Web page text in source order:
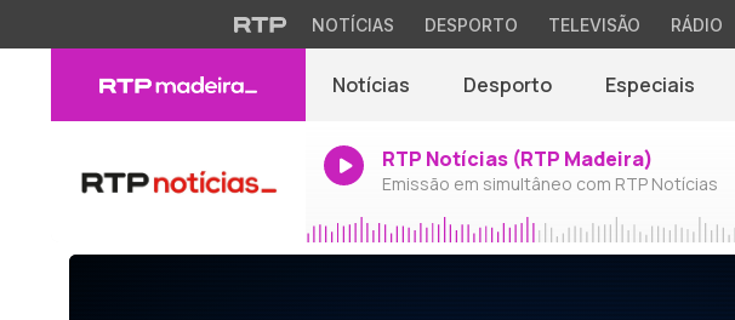
NOTÍCIAS DESPORTO TELEVISÃO RÁDIO
Notícias Desporto Especiais
RTP Notícias (RTP Madeira)
Emissão em simultâneo com RTP Notícias